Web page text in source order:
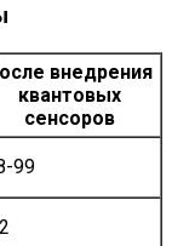
внедрения
квантовых
сенсоров
99